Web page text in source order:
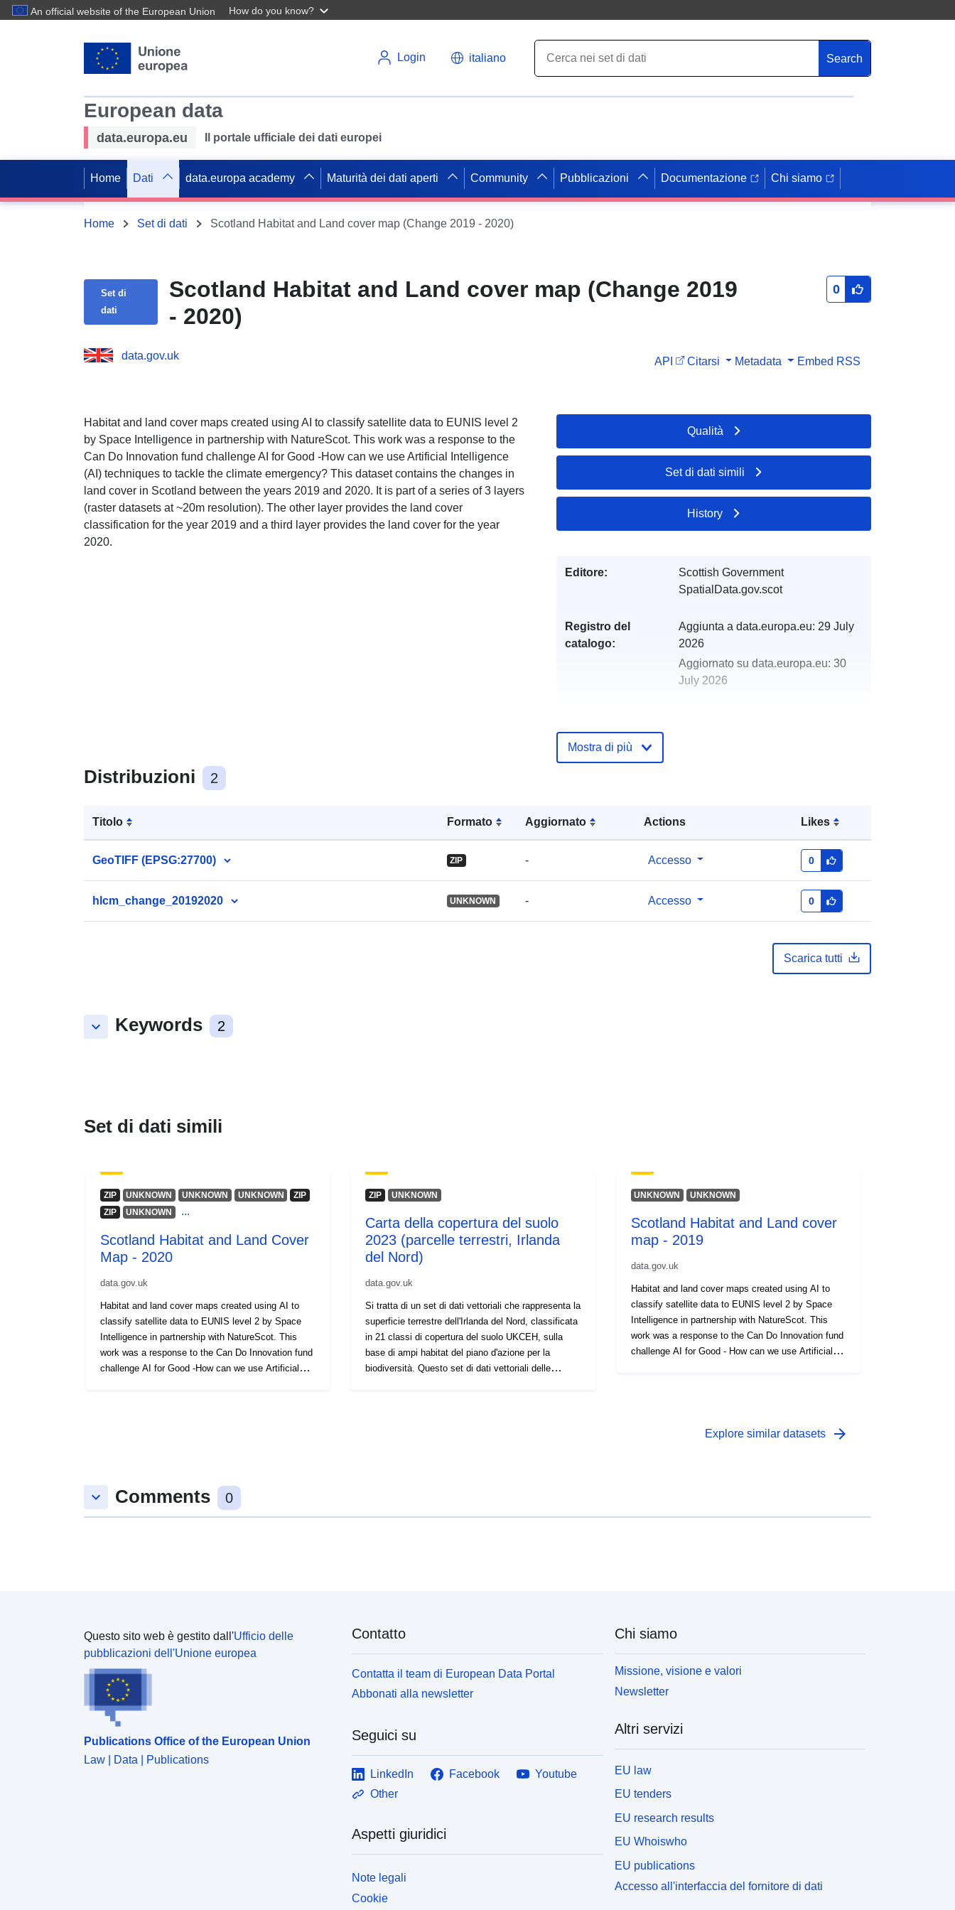
An official website of the European Union How do you know?
Login italiano Search
European data
data.europa.eu Il portale ufficiale dei dati europei
Home Dati data.europa academy Maturità dei dati aperti Community Pubblicazioni Documentazione Chi siamo
Home Set di dati Scotland Habitat and Land cover map (Change 2019 - 2020)
Set di
dati
Scotland Habitat and Land cover map (Change 2019
- 2020)
0
data.gov.uk API Citarsi Metadata Embed RSS
Habitat and land cover maps created using AI to classify satellite data to EUNIS level 2
by Space Intelligence in partnership with NatureScot. This work was a response to the
Can Do Innovation fund challenge AI for Good -How can we use Artificial Intelligence
(AI) techniques to tackle the climate emergency? This dataset contains the changes in
land cover in Scotland between the years 2019 and 2020. It is part of a series of 3 layers
(raster datasets at ~20m resolution). The other layer provides the land cover
classification for the year 2019 and a third layer provides the land cover for the year
2020.
Distribuzioni 2
Titolo Formato Aggiornato Actions Likes
GeoTIFF (EPSG:27700) ZIP - Accesso 0
hlcm_change_20192020 UNKNOWN - Accesso 0
Scarica tutti
keyboard_arrow_down Keywords 2
Qualità
Set di dati simili
History
Editore:
Scottish Government
SpatialData.gov.scot
Registro del
catalogo:
Aggiunta a data.europa.eu: 29 July
2026
Aggiornato su data.europa.eu: 30
July 2026
Mostra di più
Set di dati simili
ZIP UNKNOWN UNKNOWN UNKNOWN
ZIP
ZIP
UNKNOWN ...
Scotland Habitat and Land Cover
Map - 2020
data.gov.uk
Habitat and land cover maps created using AI to
classify satellite data to EUNIS level 2 by Space
Intelligence in partnership with NatureScot. This
work was a response to the Can Do Innovation fund
challenge AI for Good -How can we use Artificial
changes that occured between 2019 and 2020.
ZIP UNKNOWN
Carta della copertura del suolo
2023 (parcelle terrestri, Irlanda
del Nord)
data.gov.uk
Si tratta di un set di dati vettoriali che rappresenta la
superficie terrestre dell'Irlanda del Nord, classificata
in 21 classi di copertura del suolo UKCEH, sulla
base di ampi habitat del piano d'azione per la
biodiversità. Questo set di dati vettoriali delle
UNKNOWN UNKNOWN
Scotland Habitat and Land cover
map - 2019
data.gov.uk
Habitat and land cover maps created using AI to
classify satellite data to EUNIS level 2 by Space
Intelligence in partnership with NatureScot. This
work was a response to the Can Do Innovation fund
challenge AI for Good - How can we use Artificial
datasetsat~20m resolution). The other layer
Explore similar datasets arrow_forward
keyboard_arrow_down Comments 0
Questo sito web è gestito dall'Ufficio delle
pubblicazioni dell'Unione europea
Publications Office of the European Union
Law | Data | Publications
Contatto
Contatta il team di European Data Portal
Abbonati alla newsletter
Seguici su
LinkedIn Facebook
Youtube
Other
Aspetti giuridici
Note legali
Cookie
Chi siamo
Missione, visione e valori
Newsletter
Altri servizi
EU law
EU tenders
EU research results
EU Whoiswho
EU publications
Accesso all'interfaccia del fornitore di dati